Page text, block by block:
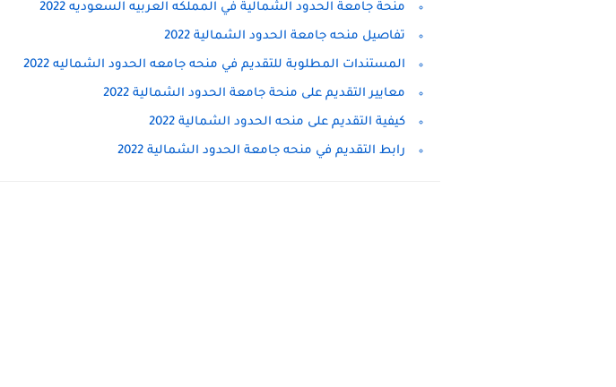
منحة جامعة الحدود الشمالية في المملكه العربيه السعوديه 2022
تفاصيل منحه جامعة الحدود الشمالية 2022
المستندات المطلوبة للتقديم في منحه جامعه الحدود الشماليه 2022
معايير التقديم على منحة جامعة الحدود الشمالية 2022
كيفية التقديم على منحه الحدود الشمالية 2022
رابط التقديم في منحه جامعة الحدود الشمالية 2022